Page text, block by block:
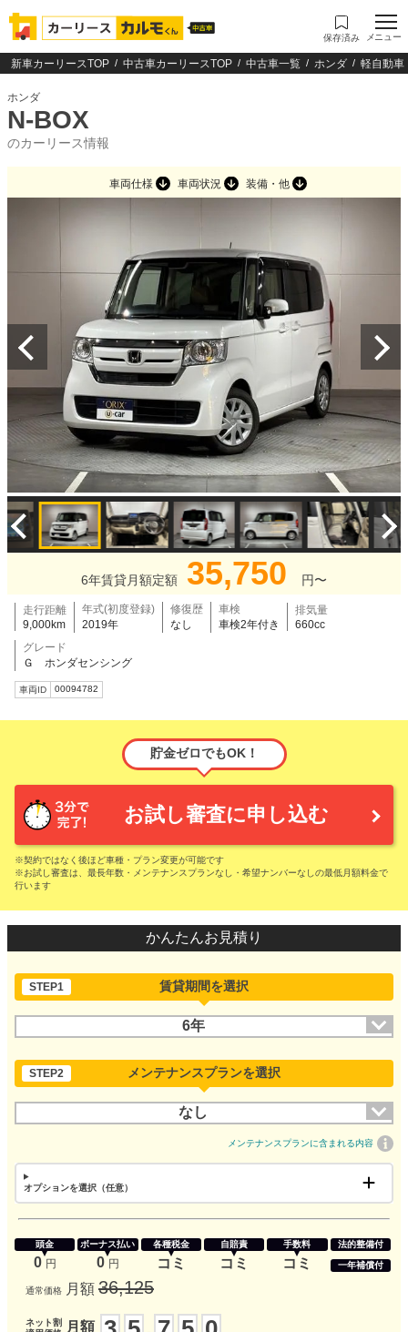
保存済み メニュー
新車カーリースTOP 中古車カーリースTOP 中古車一覧 ホンダ 軽自動車
ホンダ
N-BOX
のカーリース情報
車両仕様 車両状況 装備・他
6年賃貸月額定額 35,750 円〜
走行距離
9,000km
年式(初度登録)
2019年
修復歴
なし
車検
車検2年付き
排気量
660cc
グレード
Ｇ ホンダセンシング
車両ID 00094782
貯金ゼロでもOK！
お試し審査に申し込む
※契約ではなく後ほど車種・プラン変更が可能です
※お試し審査は、最長年数・メンテナンスプランなし・希望ナンバーなしの最低月額料金で
行います
かんたんお見積り
STEP1 賃貸期間を選択
6年
STEP2 メンテナンスプランを選択
なし
メンテナンスプランに含まれる内容
オプションを選択（任意）
頭金
0 円
ボーナス払い
0 円
各種税金
コミ
自賠責
コミ
手数料
コミ
法的整備付
一年補償付
通常価格 月額 36,125
ネット割
月額